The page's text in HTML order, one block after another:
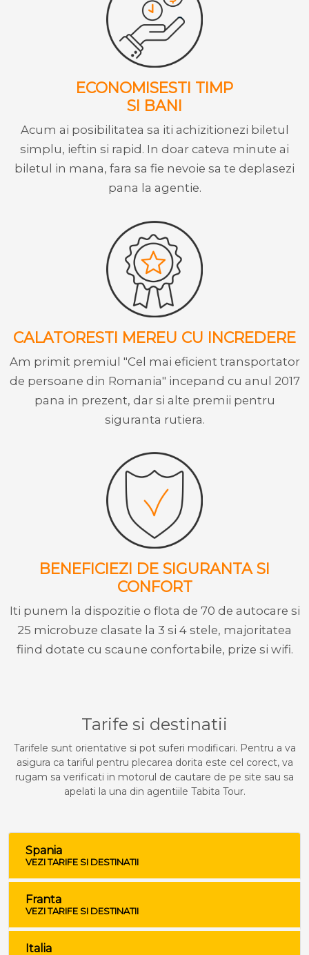
ECONOMISESTI TIMP
SI BANI
Acum ai posibilitatea sa iti achizitionezi biletul
simplu, ieftin si rapid. In doar cateva minute ai
biletul in mana, fara sa fie nevoie sa te deplasezi
pana la agentie.
CALATORESTI MEREU CU INCREDERE
Am primit premiul "Cel mai eficient transportator
de persoane din Romania" incepand cu anul 2017
pana in prezent, dar si alte premii pentru
siguranta rutiera.
BENEFICIEZI DE SIGURANTA SI
CONFORT
Iti punem la dispozitie o flota de 70 de autocare si
25 microbuze clasate la 3 si 4 stele, majoritatea
fiind dotate cu scaune confortabile, prize si wifi.
Tarife si destinatii
Tarifele sunt orientative si pot suferi modificari. Pentru a va
asigura ca tariful pentru plecarea dorita este cel corect, va
rugam sa verificati in motorul de cautare de pe site sau sa
apelati la una din agentiile Tabita Tour.
Spania
VEZI TARIFE SI DESTINATII
Franta
VEZI TARIFE SI DESTINATII
Italia